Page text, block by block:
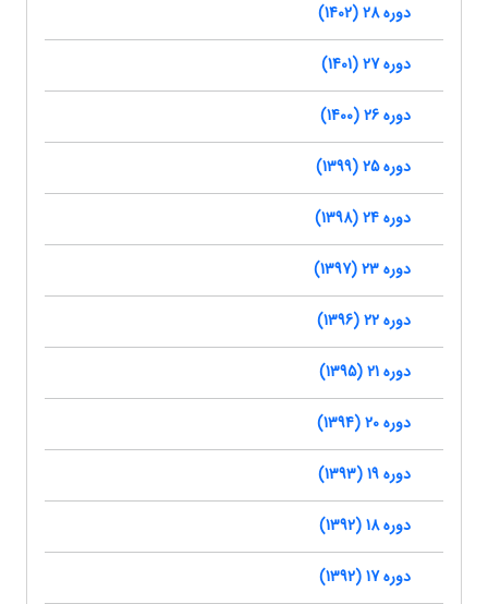
دوره 28 (1402)
دوره 27 (1401)
دوره 26 (1400)
دوره 25 (1399)
دوره 24 (1398)
دوره 23 (1397)
دوره 22 (1396)
دوره 21 (1395)
دوره 20 (1394)
دوره 19 (1393)
دوره 18 (1392)
دوره 17 (1392)